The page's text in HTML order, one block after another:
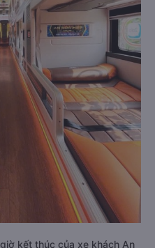
kết thúc của xe khách An